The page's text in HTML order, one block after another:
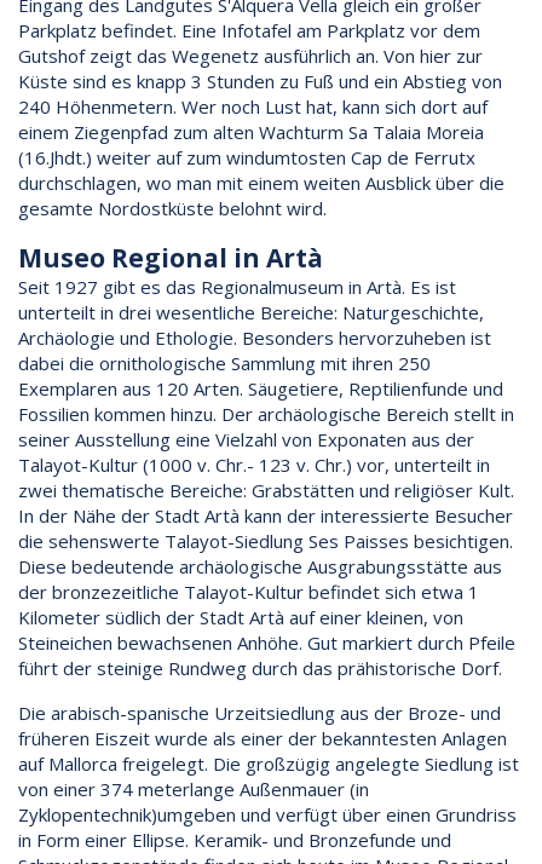
Parkplatz befindet. Eine Infotafel am Parkplatz vor dem
Gutshof zeigt das Wegenetz ausführlich an. Von hier zur
Küste sind es knapp 3 Stunden zu Fuß und ein Abstieg von
240 Höhenmetern. Wer noch Lust hat, kann sich dort auf
einem Ziegenpfad zum alten Wachturm Sa Talaia Moreia
(16.Jhdt.) weiter auf zum windumtosten Cap de Ferrutx
durchschlagen, wo man mit einem weiten Ausblick über die
gesamte Nordostküste belohnt wird.
Museo Regional in Artà
Seit 1927 gibt es das Regionalmuseum in Artà. Es ist
unterteilt in drei wesentliche Bereiche: Naturgeschichte,
Archäologie und Ethologie. Besonders hervorzuheben ist
dabei die ornithologische Sammlung mit ihren 250
Exemplaren aus 120 Arten. Säugetiere, Reptilienfunde und
Fossilien kommen hinzu. Der archäologische Bereich stellt in
seiner Ausstellung eine Vielzahl von Exponaten aus der
Talayot-Kultur (1000 v. Chr.- 123 v. Chr.) vor, unterteilt in
zwei thematische Bereiche: Grabstätten und religiöser Kult.
In der Nähe der Stadt Artà kann der interessierte Besucher
die sehenswerte Talayot-Siedlung Ses Paisses besichtigen.
Diese bedeutende archäologische Ausgrabungsstätte aus
der bronzezeitliche Talayot-Kultur befindet sich etwa 1
Kilometer südlich der Stadt Artà auf einer kleinen, von
Steineichen bewachsenen Anhöhe. Gut markiert durch Pfeile
führt der steinige Rundweg durch das prähistorische Dorf.
Die arabisch-spanische Urzeitsiedlung aus der Broze- und
früheren Eiszeit wurde als einer der bekanntesten Anlagen
auf Mallorca freigelegt. Die großzügig angelegte Siedlung ist
von einer 374 meterlange Außenmauer (in
Zyklopentechnik)umgeben und verfügt über einen Grundriss
in Form einer Ellipse. Keramik- und Bronzefunde und